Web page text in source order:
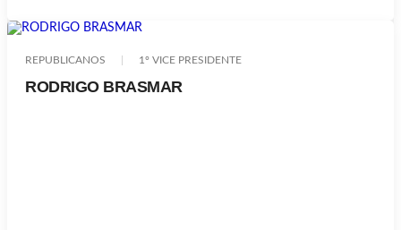
REPUBLICANOS 1º VICE PRESIDENTE
RODRIGO BRASMAR